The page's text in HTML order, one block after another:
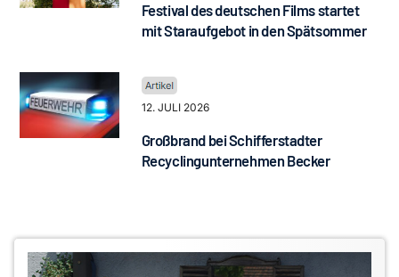
Festival des deutschen Films startet
mit Staraufgebot in den Spätsommer
12. JULI 2026
Großbrand bei Schifferstadter
Recyclingunternehmen Becker